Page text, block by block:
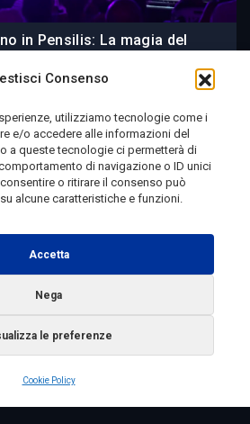
Consenso
utilizziamo tecnologie come i
e/o accedere alle informazioni del
a queste tecnologie ci permetterà di
di navigazione o ID unici
o ritirare il consenso può
alcune caratteristiche e funzioni.
Accetta
Nega
le preferenze
Cookie Policy
in Pensilis: La magia del
di Campobasso n. 133 del
Responsabile:MANUELA
reg. Tribunale Di
4/5/1996 - Direttore Responsabile:
- P.IVA 00213640709